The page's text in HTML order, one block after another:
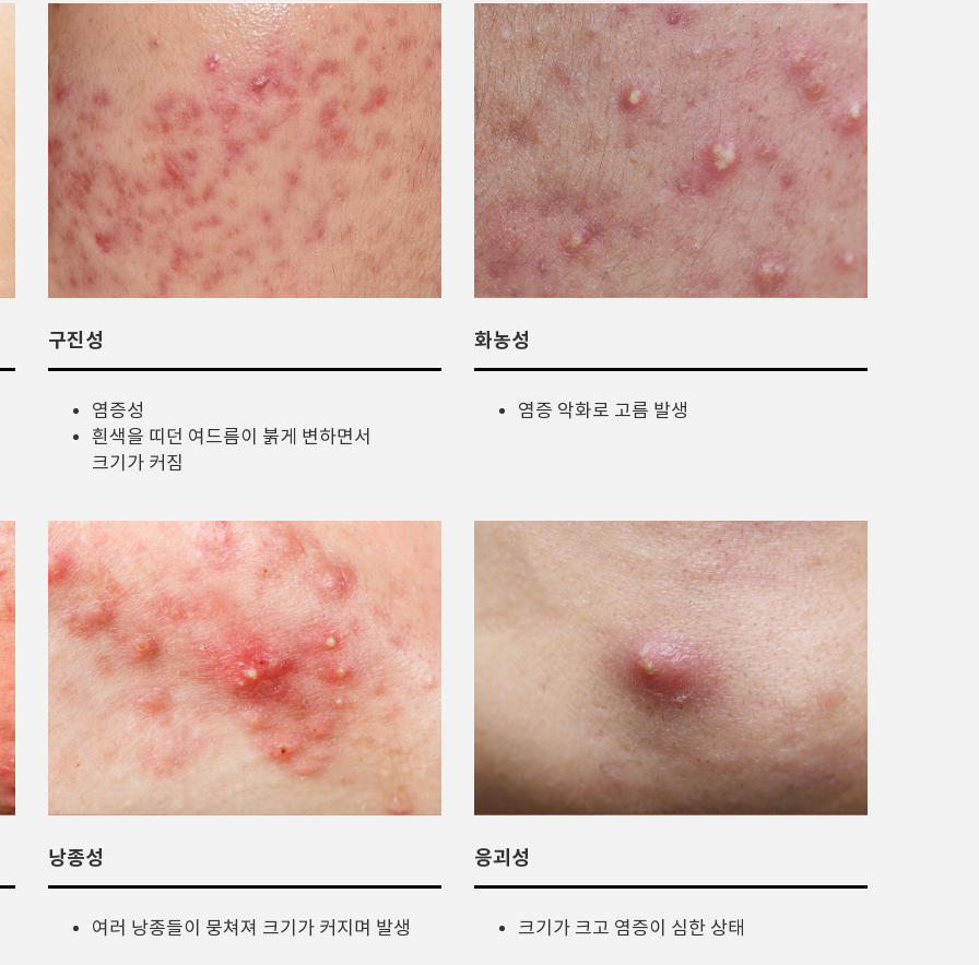
구진성
염증성
흰색을 띠던 여드름이 붉게 변하면서
크기가 커짐
화농성
염증 악화로 고름 발생
낭종성
여러 낭종들이 뭉쳐져 크기가 커지며 발생
응괴성
크기가 크고 염증이 심한 상태